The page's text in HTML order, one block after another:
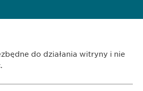
620 11 71
do działania witryny i nie